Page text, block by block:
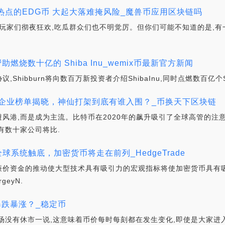
的EDG币 大起大落难掩风险_魔兽币应用区块链吗
家们彻夜狂欢,吃瓜群众们也不明觉厉。但你们可能不知道的是,
燃烧数十亿的 Shiba Inu_wemix币最新官方新闻
议,Shibburn将向数百万新投资者介绍ShibaInu,同时点燃数百亿
业榜单揭晓，神仙打架到底有谁入围？_币换天下区块链
港,而是成为主流。比特币在2020年的飙升吸引了全球高管的注
数十家公司将比.
系统触底，加密货币将走在前列_HedgeTrade
资金的推动使大型技术具有吸引力的宏观指标将使加密货币具
暴涨？_稳定币
没有休市一说,这意味着币价每时每刻都在发生变化,即使是大家进